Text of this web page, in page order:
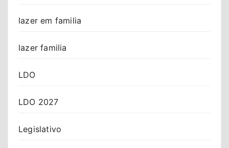
lazer em familia
lazer familia
LDO
LDO 2027
Legislativo